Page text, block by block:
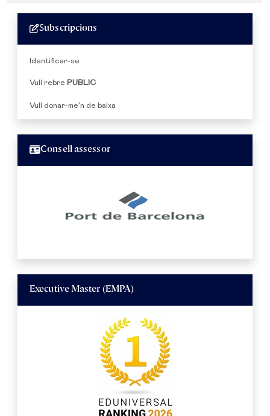
Subscripcions
Identificar-se
Vull rebre PUBLIC
Vull donar-me'n de baixa
Consell assessor
Executive Master (EMPA)